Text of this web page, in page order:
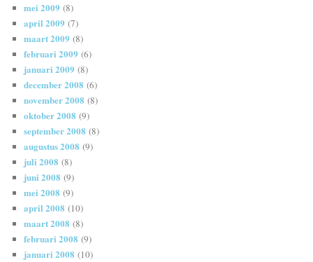
mei 2009 (8)
april 2009 (7)
maart 2009 (8)
februari 2009 (6)
januari 2009 (8)
december 2008 (6)
november 2008 (8)
oktober 2008 (9)
september 2008 (8)
augustus 2008 (9)
juli 2008 (8)
juni 2008 (9)
mei 2008 (9)
april 2008 (10)
maart 2008 (8)
februari 2008 (9)
januari 2008 (10)